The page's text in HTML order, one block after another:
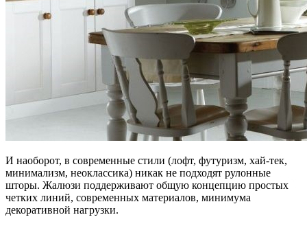
И наоборот, в современные стили (лофт, футуризм, хай-тек,
минимализм, неоклассика) никак не подходят рулонные
шторы. Жалюзи поддерживают общую концепцию простых
четких линий, современных материалов, минимума
декоративной нагрузки.